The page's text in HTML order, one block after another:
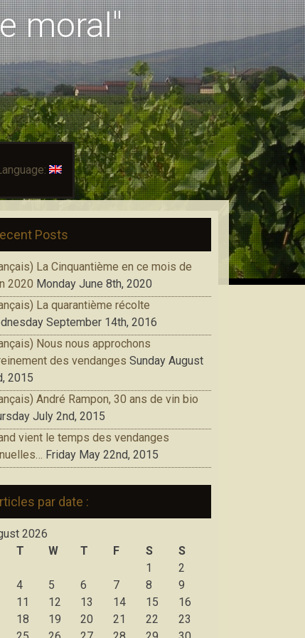
moral"
Posts
La Cinquantième en ce mois de
2020 Monday June 8th, 2020
La quarantième récolte
September 14th, 2016
Nous nous approchons
des vendanges Sunday August
2015
André Rampon, 30 ans de vin bio
July 2nd, 2015
vient le temps des vendanges
Friday May 22nd, 2015
par date :
2026
T W T F S
S
1
2
4 5 6 7 8
9
11 12 13 14 15
16
18 19 20 21 22
23